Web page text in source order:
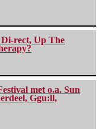
rect, Up The
met o.a. Sun
Ggu:ll,